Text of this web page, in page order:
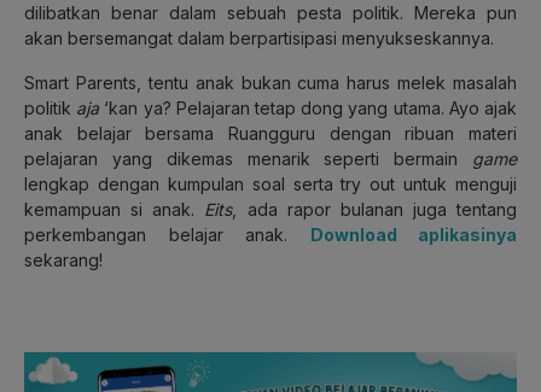
dilibatkan benar dalam sebuah pesta politik. Mereka pun
akan bersemangat dalam berpartisipasi menyukseskannya.
Smart Parents, tentu anak bukan cuma harus melek masalah
politik aja ‘kan ya? Pelajaran tetap dong yang utama. Ayo ajak
anak belajar bersama Ruangguru dengan ribuan materi
pelajaran yang dikemas menarik seperti bermain game
lengkap dengan kumpulan soal serta try out untuk menguji
kemampuan si anak. Eits, ada rapor bulanan juga tentang
perkembangan belajar anak. Download aplikasinya
sekarang!